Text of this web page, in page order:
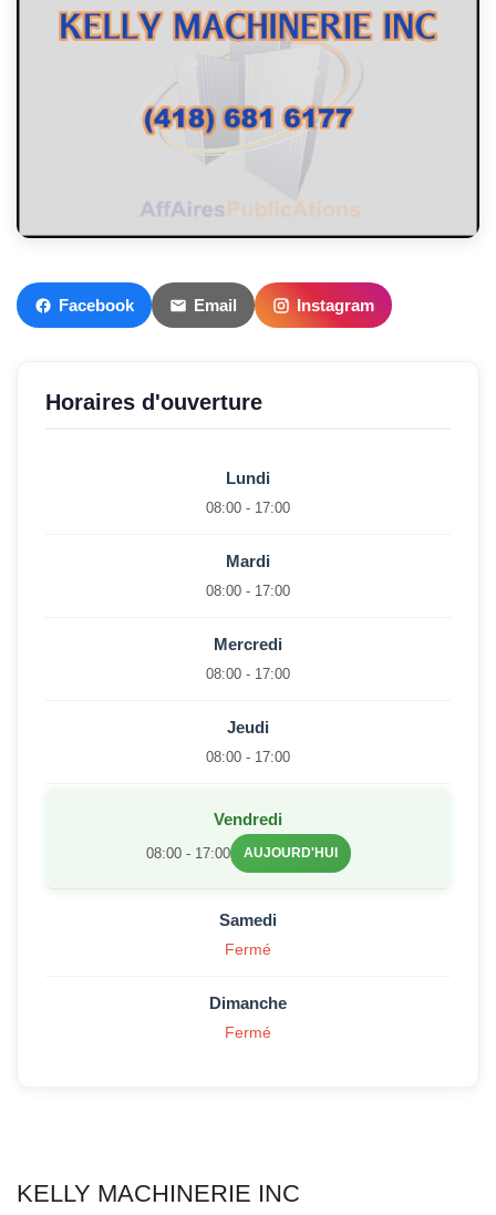
Facebook Email Instagram
Horaires d'ouverture
Lundi
08:00 - 17:00
Mardi
08:00 - 17:00
Mercredi
08:00 - 17:00
Jeudi
08:00 - 17:00
Vendredi
08:00 - 17:00 AUJOURD'HUI
Samedi
Fermé
Dimanche
Fermé